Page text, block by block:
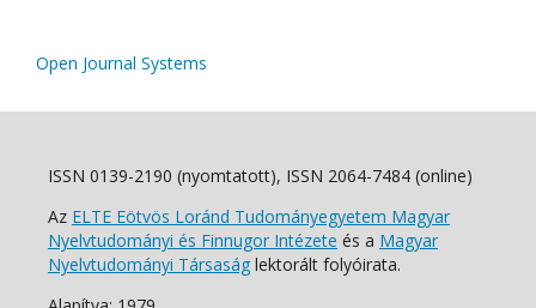
Open Journal Systems
ISSN 0139-2190 (nyomtatott), ISSN 2064-7484 (online)
Az ELTE Eötvös Loránd Tudományegyetem Magyar
Nyelvtudományi és Finnugor Intézete és a Magyar
Nyelvtudományi Társaság lektorált folyóirata.